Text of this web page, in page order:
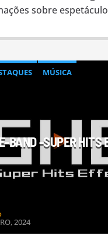
sobre
MÚSICA
BAND -SUPER HITS
2024